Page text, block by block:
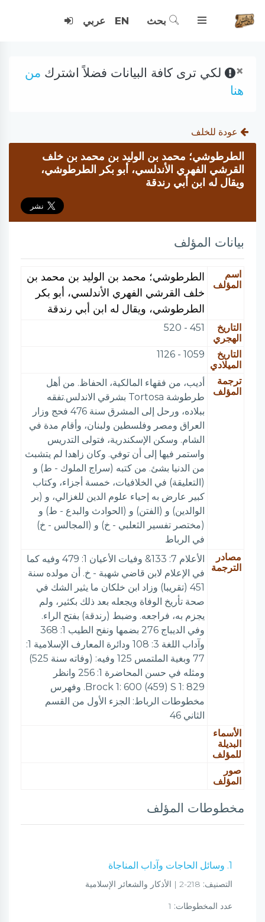
بحث EN عربي
× لكي ترى كافة البيانات فضلاً اشترك من
هنا
عودة للخلف
الطرطوشي؛ محمد بن الوليد بن محمد بن خلف
القرشي الفهري الأندلسي، أبو بكر الطرطوشي،
ويقال له ابن أبي رندقة
بيانات المؤلف
اسم
المؤلف
الطرطوشي؛ محمد بن الوليد بن محمد بن
خلف القرشي الفهري الأندلسي، أبو بكر
الطرطوشي، ويقال له ابن أبي رندقة
التاريخ
الهجري
451 - 520
التاريخ
الميلادي
1059 - 1126
ترجمة
المؤلف
أديب، من فقهاء المالكية، الحفاظ. من أهل
طرطوشة Tortosa بشرقي الاندلس.تفقه
ببلاده، ورحل إلى المشرق سنة 476 فحج وزار
العراق ومصر وفلسطين ولبنان، وأقام مدة في
الشام. وسكن الإسكندرية، فتولى التدريس
واستمر فيها إلى أن توفي. وكان زاهدا لم يتشبث
من الدنيا بشئ. من كتبه (سراج الملوك - ط) و
(التعليقة) في الخلافيات، خمسة أجزاء، وكتاب
كبير عارض به إحياء علوم الدين للغزالي، و (بر
الوالدين) و (الفتن) و (الحوادث والبدع - ط) و
(مختصر تفسير الثعلبي - خ) و (المجالس - خ)
في الرباط
مصادر
الترجمة
الأعلام 7: 133& وفيات الأعيان 1: 479 وفيه كما
في الإعلام لابن قاضي شهبة - خ. أن مولده سنة
451 (تقريبا) وزاد ابن خلكان ما يثير الشك في
صحة تأريخ الوفاة ويجعله بعد ذلك بكثير، ولم
يجزم به، فراجعه. وضبط (رندقة) بفتح الراء.
وفي الديباج 276 بضمها ونفح الطيب 1: 368
وآداب اللغة 3: 108 ودائرة المعارف الإسلامية 1:
77 وبغية الملتمس 125 وفيه: (وفاته سنة 525)
ومثله في حسن المحاضرة 1: 256 وانظر
Brock 1: 600 (459) S 1: 829. وفهرس
مخطوطات الرباط: الجزء الأول من القسم
الثاني 46
الأسماء
البديلة
للمؤلف
صور
المؤلف
مخطوطات المؤلف
1. وسائل الحاجات وآداب المناجاة
التصنيف:
عدد المخطوطات: